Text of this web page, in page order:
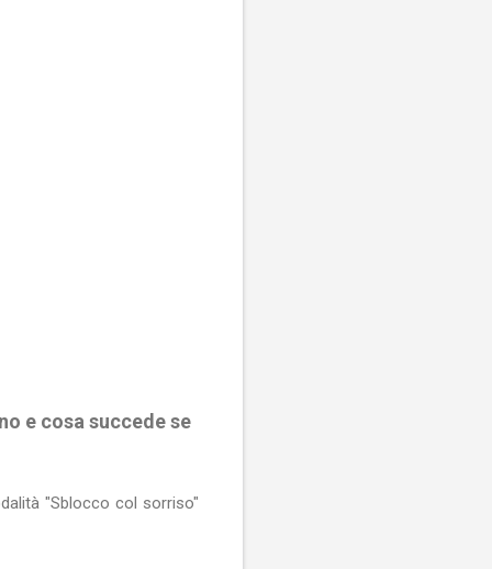
e cosa succede se
"Sblocco col sorriso"